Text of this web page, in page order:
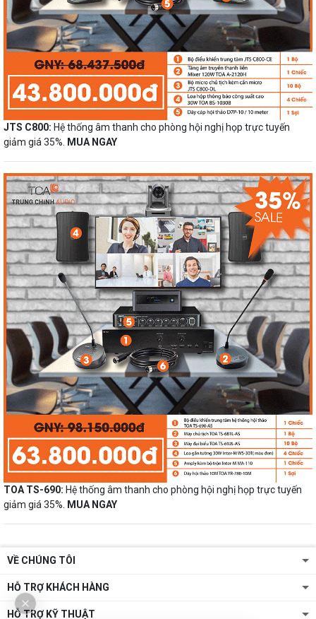
JTS C800: Hệ thống âm thanh cho phòng hội nghị họp trực tuyến
giảm giá 35%. MUA NGAY
TOA TS-690: Hệ thống âm thanh cho phòng hội nghị họp trực tuyến
giảm giá 35%. MUA NGAY
VỀ CHÚNG TÔI
HỖ TRỢ KHÁCH HÀNG
HỖ TRỢ KỸ THUẬT